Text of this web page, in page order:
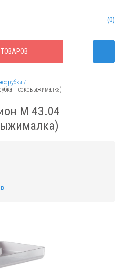
ТОВАРОВ
0
+ соковыжималка)
М 43.04